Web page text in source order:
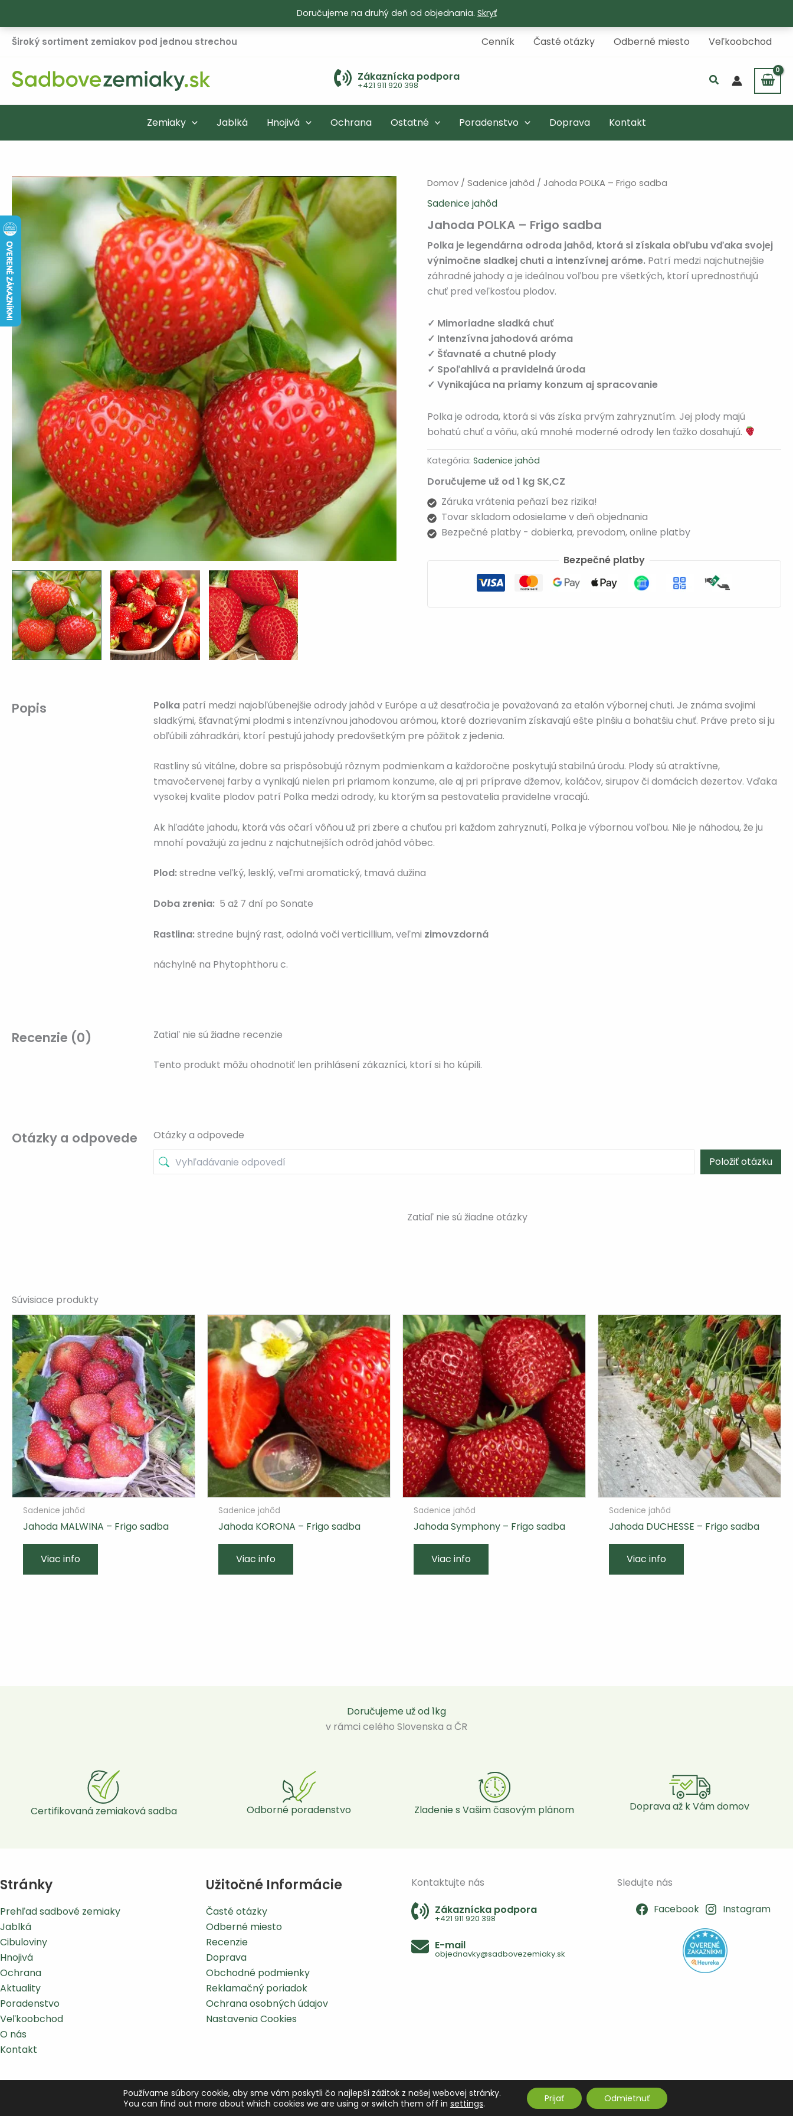
Doručujeme na druhý deň od objednania. Skryť
Preskočiť
Široký sortiment zemiakov pod jednou strechou Cenník Časté otázky Odberné miesto Veľkoobchod
Zákaznícka podpora
+421 911 920 398
Zemiaky Jablká Hnojivá Ochrana Ostatné Poradenstvo Doprava Kontakt
Domov /Sadenice jahôd / Jahoda POLKA – Frigo sadba
Sadenice jahôd
Jahoda POLKA – Frigo sadba
Polka je legendárna odroda jahôd, ktorá si získala obľubu vďaka svojej
výnimočne sladkej chuti a intenzívnej aróme. Patrí medzi najchutnejšie
záhradné jahody a je ideálnou voľbou pre všetkých, ktorí uprednostňujú
chuť pred veľkosťou plodov.
✓ Mimoriadne sladká chuť
✓ Intenzívna jahodová aróma
✓ Šťavnaté a chutné plody
✓ Spoľahlivá a pravidelná úroda
✓ Vynikajúca na priamy konzum aj spracovanie
Polka je odroda, ktorá si vás získa prvým zahryznutím. Jej plody majú
bohatú chuť a vôňu, akú mnohé moderné odrody len ťažko dosahujú.
Kategória:Sadenice jahôd
Doručujeme už od 1 kg SK,CZ
Záruka vrátenia peňazí bez rizika!
Tovar skladom odosielame v deň objednania
Bezpečné platby - dobierka, prevodom, online platby
Bezpečné platby
Popis Polka patrí medzi najobľúbenejšie odrody jahôd v Európe a už desaťročia je považovaná za etalón výbornej chuti. Je známa svojimi
sladkými, šťavnatými plodmi s intenzívnou jahodovou arómou, ktoré dozrievaním získavajú ešte plnšiu a bohatšiu chuť. Práve preto si ju
obľúbili záhradkári, ktorí pestujú jahody predovšetkým pre pôžitok z jedenia.
Rastliny sú vitálne, dobre sa prispôsobujú rôznym podmienkam a každoročne poskytujú stabilnú úrodu. Plody sú atraktívne,
tmavočervenej farby a vynikajú nielen pri priamom konzume, ale aj pri príprave džemov, koláčov, sirupov či domácich dezertov. Vďaka
vysokej kvalite plodov patrí Polka medzi odrody, ku ktorým sa pestovatelia pravidelne vracajú.
Ak hľadáte jahodu, ktorá vás očarí vôňou už pri zbere a chuťou pri každom zahryznutí, Polka je výbornou voľbou. Nie je náhodou, že ju
mnohí považujú za jednu z najchutnejších odrôd jahôd vôbec.
Plod:stredne veľký, lesklý, veľmi aromatický, tmavá dužina
Doba zrenia: 5 až 7 dní po Sonate
Rastlina:stredne bujný rast, odolná voči verticillium, veľmi zimovzdorná
náchylné na Phytophthoru c.
Recenzie (0) Zatiaľ nie sú žiadne recenzie
Tento produkt môžu ohodnotiť len prihlásení zákazníci, ktorí si ho kúpili.
Otázky a odpovede
Otázky a odpovede
Položiť otázku
Zatiaľ nie sú žiadne otázky
Súvisiace produkty
Sadenice jahôd
Jahoda MALWINA – Frigo sadba
Viac info
Sadenice jahôd
Jahoda KORONA – Frigo sadba
Viac info
Sadenice jahôd
Jahoda Symphony – Frigo sadba
Viac info
Sadenice jahôd
Jahoda DUCHESSE – Frigo sadba
Viac info
Doručujeme už od 1kg
v rámci celého Slovenska a ČR
Certifikovaná zemiaková sadba Odborné poradenstvo Zladenie s Vašim časovým plánom Doprava až k Vám domov
Stránky
Prehľad sadbové zemiaky
Jablká
Cibuloviny
Hnojivá
Ochrana
Aktuality
Poradenstvo
Veľkoobchod
O nás
Kontakt
Užitočné Informácie
Časté otázky
Odberné miesto
Recenzie
Doprava
Obchodné podmienky
Reklamačný poriadok
Ochrana osobných údajov
Nastavenia Cookies
Kontaktujte nás
Zákaznícka podpora
+421 911 920 398
E-mail
objednavky@sadbovezemiaky.sk
Sledujte nás
Facebook Instagram
Autorské práva © 2010-2026 sadbovezemiaky.sk
Používame súbory cookie, aby sme vám poskytli čo najlepší zážitok z našej webovej stránky.
You can find out more about which cookies we are using or switch them off in settings. Prijať Odmietnuť